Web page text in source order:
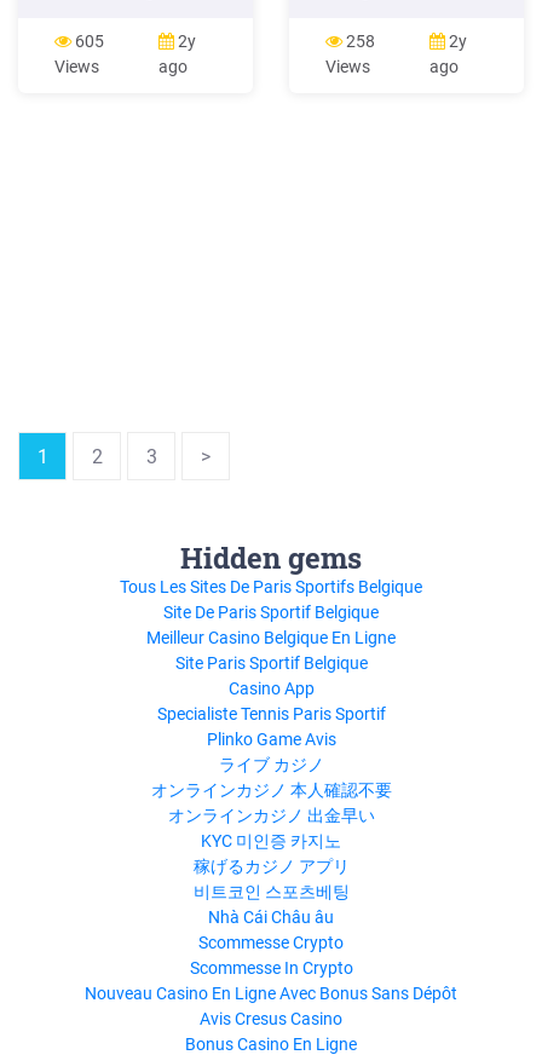
till 7 år för att behärska ett
akademiskt språk.4 Han
införde två begrepp för att
605
Views
2y
ago
oljebyte beror på motortyp,
servicehistorik, OBD och
258
Views
2y
ago
1 2 3 >
Hidden gems
Tous Les Sites De Paris Sportifs Belgique
Site De Paris Sportif Belgique
Meilleur Casino Belgique En Ligne
Site Paris Sportif Belgique
Casino App
Specialiste Tennis Paris Sportif
Plinko Game Avis
ライブ カジノ
オンラインカジノ 本人確認不要
オンラインカジノ 出金早い
KYC 미인증 카지노
稼げるカジノ アプリ
비트코인 스포츠베팅
Nhà Cái Châu âu
Scommesse Crypto
Scommesse In Crypto
Nouveau Casino En Ligne Avec Bonus Sans Dépôt
Avis Cresus Casino
Bonus Casino En Ligne